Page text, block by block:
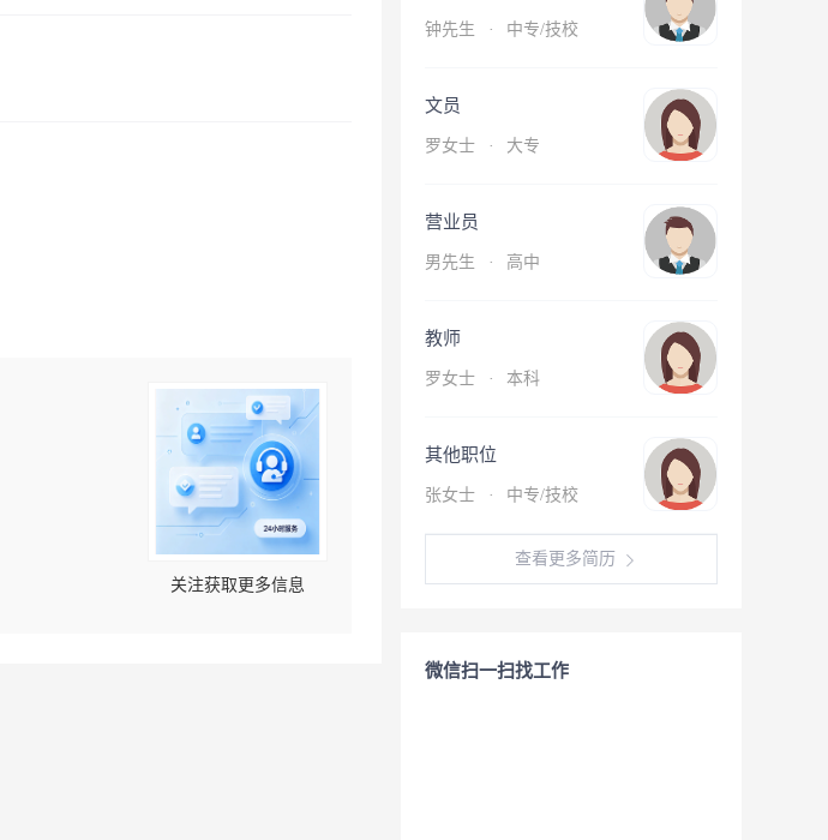
关注获取更多信息
钟先生 · 中专/技校
文员
罗女士 · 大专
营业员
男先生 · 高中
教师
罗女士 · 本科
其他职位
张女士 · 中专/技校
查看更多简历
微信扫一扫找工作